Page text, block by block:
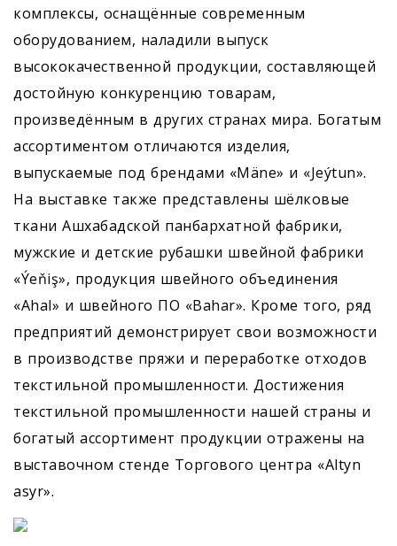
комплексы, оснащённые современным
оборудованием, наладили выпуск
высококачественной продукции, составляющей
достойную конкуренцию товарам,
произведённым в других странах мира. Богатым
ассортиментом отличаются изделия,
выпускаемые под брендами «Mäne» и «Jeýtun».
На выставке также представлены шёлковые
ткани Ашхабадской панбархатной фабрики,
мужские и детские рубашки швейной фабрики
«Ýeňiş», продукция швейного объединения
«Ahal» и швейного ПО «Bahar». Кроме того, ряд
предприятий демонстрирует свои возможности
в производстве пряжи и переработке отходов
текстильной промышленности. Достижения
текстильной промышленности нашей страны и
богатый ассортимент продукции отражены на
выставочном стенде Торгового центра «Altyn
asyr».